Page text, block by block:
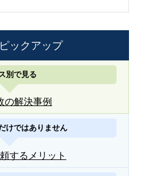
ックアップ
別で見る
の解決事例
けではありません
するメリット